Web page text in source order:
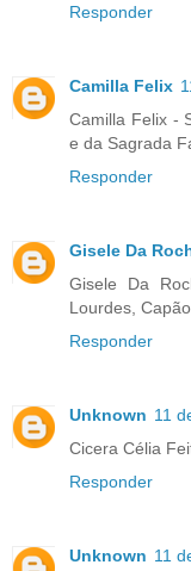
Responder
Camilla Felix
Camilla Felix -
e da Sagrada
Responder
Gisele Da
Gisele Da
Lourdes,
Responder
Unknown 11
Cicera Célia
Responder
Unknown 11